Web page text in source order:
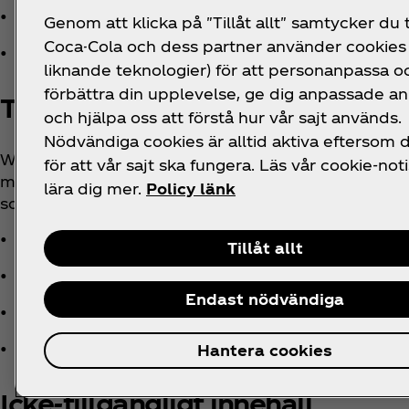
• Den senaste versionen av webbläsarna
• i kombination med de senaste versionerna
Tekniska specifikationer
Webbplatsers tillgänglighet är beroende av
med ovannämnda kombination av webbläsare
som installerats på din dator:
• HTML
• WAI-ARIA
• CSS
• JavaScript
Icke-tillgängligt innehåll
Genom att klicka på "Tillåt allt" samtycker du
Coca-Cola och dess partner använder
liknande teknologier) för att personanpassa
förbättra din upplevelse, ge dig anpassade
och hjälpa oss att förstå hur vår sajt används.
Nödvändiga cookies är alltid aktiva eftersom
för att vår sajt ska fungera. Läs vår cookie-
lära dig mer. Policy länk
Tillåt allt
Endast nödvändiga
Hantera cookies